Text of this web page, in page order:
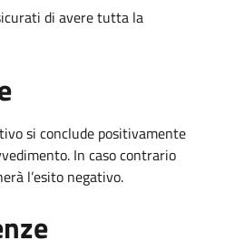
di avere tutta la
si conclude positivamente
In caso contrario
l’esito negativo.